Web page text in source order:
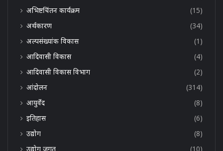
अभिष्टचिंतन कार्यक्रम
(15)
अर्थकारण
(34)
अल्पसंख्यांक विकास
(1)
आदिवासी विकास
(4)
आदिवासी विकास विभाग
(2)
आंदोलन
(314)
आयुर्वेद
(8)
इतिहास
(6)
उद्योग
(8)
उद्योग जगत
(10)